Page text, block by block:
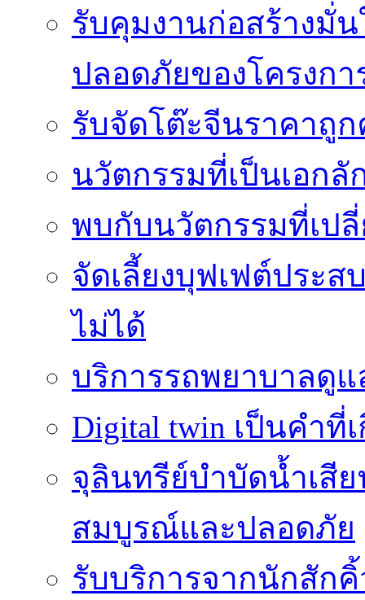
รับคุมงานก่อสร้างมั่
ปลอดภัยของโครงกา
รับจัดโต๊ะจีนราคาถู
นวัตกรรมที่เป็นเอกลั
พบกับนวัตกรรมที่เป
จัดเลี้ยงบุฟเฟต์ประ
ไม่ได้
บริการรถพยาบาลดู
Digital twin เป็นคำที่
จุลินทรีย์บำบัดน้ำเสี
สมบูรณ์และปลอดภัย
รับบริการจากนักสัก